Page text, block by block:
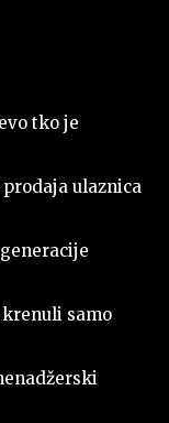
tko je
prodaja ulaznica
generacije
krenuli samo